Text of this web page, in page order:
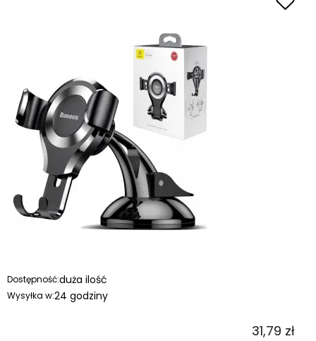
Dostępność:duża ilość
Wysyłka w:24 godziny
31,79 zł